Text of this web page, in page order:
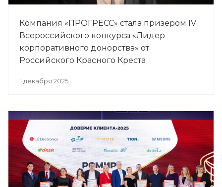
Компания «ПРОГРЕСС» стала призером IV
Всероссийского конкурса «Лидер
корпоративного донорства» от
Российского Красного Креста
1 декабря 2025